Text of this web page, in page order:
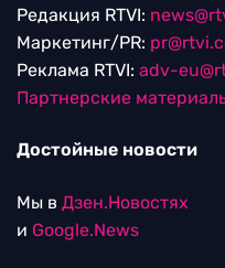
Редакция RTVI:
Маркетинг/PR:
Реклама RTVI: adv-
Партнерские
Достойные новости
Мы в Дзен.Новостях
и Google.News